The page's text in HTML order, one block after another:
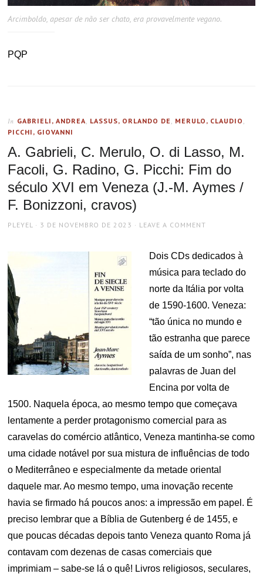
Arcimboldo, apesar de não ser chato, era provavelmente vegano.
PQP
In GABRIELI, ANDREA LASSUS, ORLANDO DE MERULO, CLAUDIO
PICCHI, GIOVANNI
A. Gabrieli, C. Merulo, O. di Lasso, M.
Facoli, G. Radino, G. Picchi: Fim do
século XVI em Veneza (J.-M. Aymes /
F. Bonizzoni, cravos)
AUTHOR
PLEYEL
POSTED
3 DE NOVEMBRO DE 2023 LEAVE A COMMENT
Dois CDs dedicados à
música para teclado do
norte da Itália por volta
de 1590-1600. Veneza:
“tão única no mundo e
tão estranha que parece
saída de um sonho”, nas
palavras de Juan del
Encina por volta de
1500. Naquela época, ao mesmo tempo que começava
lentamente a perder protagonismo comercial para as
caravelas do comércio atlântico, Veneza mantinha-se como
uma cidade notável por sua mistura de influências de todo
o Mediterrâneo e especialmente da metade oriental
daquele mar. Ao mesmo tempo, uma inovação recente
havia se firmado há poucos anos: a impressão em papel. É
preciso lembrar que a Bíblia de Gutenberg é de 1455, e
que poucas décadas depois tanto Veneza quanto Roma já
contavam com dezenas de casas comerciais que
imprimiam – sabe-se lá o quê! Livros religiosos, seculares,